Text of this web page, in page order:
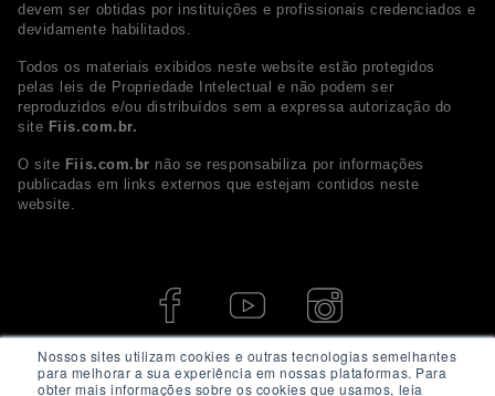
Nossos sites utilizam cookies e outras tecnologias semelhantes
para melhorar a sua experiência em nossas plataformas. Para
obter mais informações sobre os cookies que usamos, leia
devem ser obtidas por instituições e profissionais credenciados e
devidamente habilitados.
Todos os materiais exibidos neste website estão protegidos
pelas leis de Propriedade Intelectual e não podem ser
reproduzidos e/ou distribuídos sem a expressa autorização do
site Fiis.com.br.
O site Fiis.com.br não se responsabiliza por informações
publicadas em links externos que estejam contidos neste
website.